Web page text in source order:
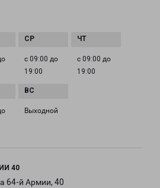
с 09:00 до
19:00
с 09:00 до
19:00
Выходной
40
64-й Армии, 40